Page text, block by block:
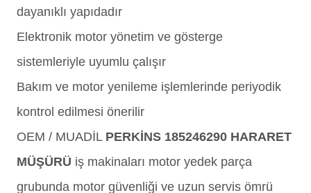
dayanıklı yapıdadır
Elektronik motor yönetim ve gösterge
sistemleriyle uyumlu çalışır
Bakım ve motor yenileme işlemlerinde periyodik
kontrol edilmesi önerilir
OEM / MUADİL PERKİNS 185246290 HARARET
MÜŞÜRÜ iş makinaları motor yedek parça
grubunda motor güvenliği ve uzun servis ömrü